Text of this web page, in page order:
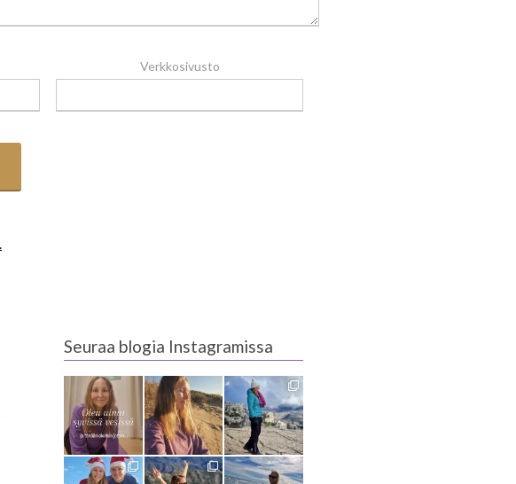
Verkkosivusto
Seuraa blogia Instagramissa